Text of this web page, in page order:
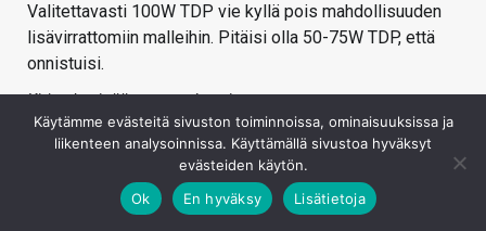
Valitettavasti 100W TDP vie kyllä pois mahdollisuuden
lisävirrattomiin malleihin. Pitäisi olla 50-75W TDP, että
onnistuisi.
Kirjaudu sisään vastataksesi
Käytämme evästeitä sivuston toiminnoissa, ominaisuuksissa ja
liikenteen analysoinnissa. Käyttämällä sivustoa hyväksyt
evästeiden käytön.
Ok
En hyväksy Lisätietoja